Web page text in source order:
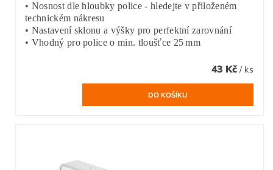
• Nosnost dle hloubky police - hledejte v přiloženém
technickém nákresu
• Nastavení sklonu a výšky pro perfektní zarovnání
• Vhodný pro police o min. tloušťce 25 mm
43 Kč / ks